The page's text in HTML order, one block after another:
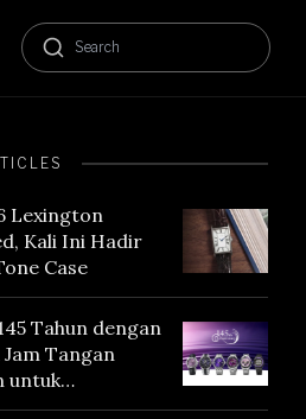
Lexington
Kali Ini Hadir
Case
Tahun dengan
Jam Tangan
untuk
Purple,